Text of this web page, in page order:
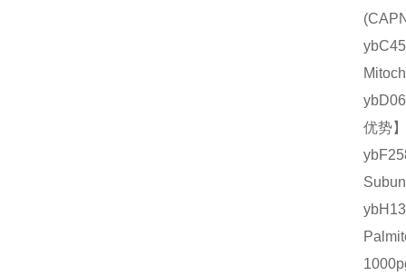
优势